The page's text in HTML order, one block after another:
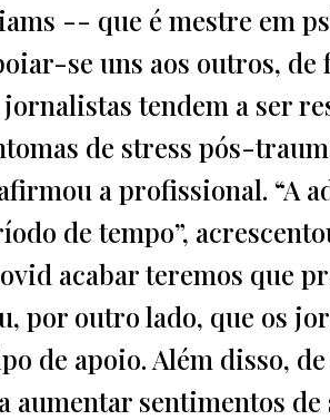
-- que é mestre em
se uns aos outros,
jornalistas tendem a ser
de stress pós-
a profissional. “A
de tempo”,
acabar teremos que
por outro lado, que os
de apoio. Além disso,
aumentar sentimentos